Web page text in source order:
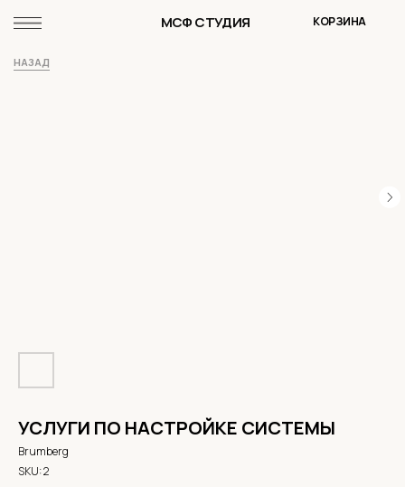
МСФ СТУДИЯ КОРЗИНА
НАЗАД
УСЛУГИ ПО НАСТРОЙКЕ СИСТЕМЫ
Brumberg
SKU:2